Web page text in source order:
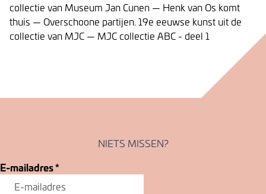
collectie van Museum Jan Cunen — Henk van Os komt
thuis — Overschoone partijen. 19e eeuwse kunst uit de
collectie van MJC — MJC collectie ABC - deel 1
NIETS MISSEN?
E-mailadres*